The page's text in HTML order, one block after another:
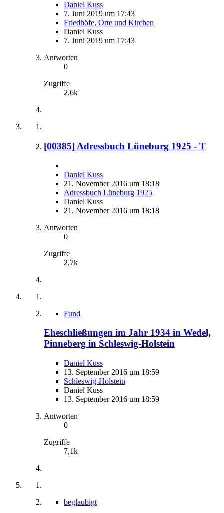
Daniel Kuss
7. Juni 2019 um 17:43
Friedhöfe, Orte und Kirchen
Daniel Kuss
7. Juni 2019 um 17:43
Antworten
0
Zugriffe
2,6k
[00385] Adressbuch Lüneburg 1925 - T
Daniel Kuss
21. November 2016 um 18:18
Adressbuch Lüneburg 1925
Daniel Kuss
21. November 2016 um 18:18
Antworten
0
Zugriffe
2,7k
Fund
Eheschließungen im Jahr 1934 in Wedel,
Pinneberg in Schleswig-Holstein
Daniel Kuss
13. September 2016 um 18:59
Schleswig-Holstein
Daniel Kuss
13. September 2016 um 18:59
Antworten
0
Zugriffe
7,1k
beglaubigt